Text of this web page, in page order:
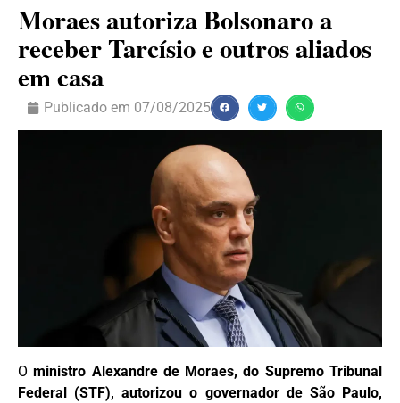
Moraes autoriza Bolsonaro a
receber Tarcísio e outros aliados
em casa
Publicado em 07/08/2025
Oministro Alexandre de Moraes, do Supremo Tribunal
Federal (STF), autorizou o governador de São Paulo,